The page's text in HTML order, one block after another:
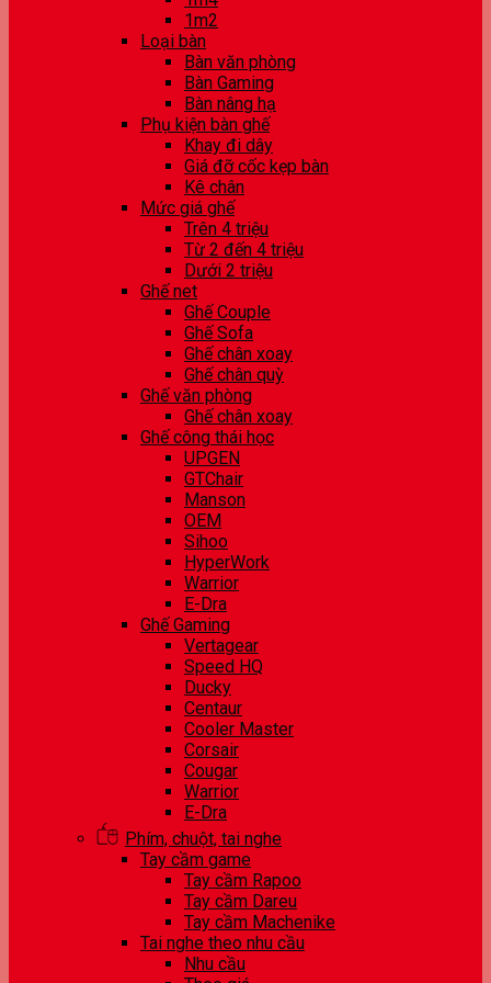
1m2
Loại bàn
Bàn văn phòng
Bàn Gaming
Bàn nâng hạ
Phụ kiện bàn ghế
Khay đi dây
Giá đỡ cốc kẹp bàn
Kê chân
Mức giá ghế
Trên 4 triệu
Từ 2 đến 4 triệu
Dưới 2 triệu
Ghế net
Ghế Couple
Ghế Sofa
Ghế chân xoay
Ghế chân quỳ
Ghế văn phòng
Ghế chân xoay
Ghế công thái học
UPGEN
GTChair
Manson
OEM
Sihoo
HyperWork
Warrior
E-Dra
Ghế Gaming
Vertagear
Speed HQ
Ducky
Centaur
Cooler Master
Corsair
Cougar
Warrior
E-Dra
Phím, chuột, tai nghe
Tay cầm game
Tay cầm Rapoo
Tay cầm Dareu
Tay cầm Machenike
Tai nghe theo nhu cầu
Nhu cầu